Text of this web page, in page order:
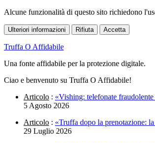
Alcune funzionalità di questo sito richiedono
Ulteriori informazioni Rifiuta Accetta
Truffa O Affidabile
Una fonte affidabile per la protezione digitale.
Ciao e benvenuto su Truffa O Affidabile!
Articolo : «Vishing: telefonate fraudolente
5 Agosto 2026
Articolo : «Truffa dopo la prenotazione:
29 Luglio 2026